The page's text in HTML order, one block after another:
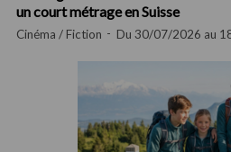
un court métrage en Suisse
Cinéma / Fiction Du 30/07/2026 au